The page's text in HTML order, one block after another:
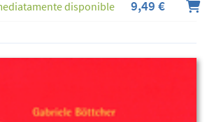
disponible 9,49 €